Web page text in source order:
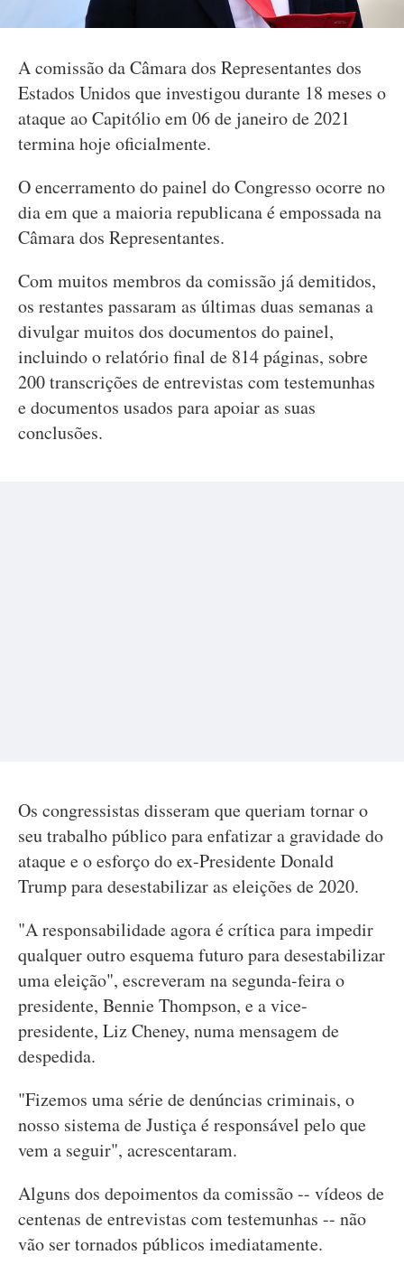
A comissão da Câmara dos Representantes dos
Estados Unidos que investigou durante 18 meses o
ataque ao Capitólio em 06 de janeiro de 2021
termina hoje oficialmente.
O encerramento do painel do Congresso ocorre no
dia em que a maioria republicana é empossada na
Câmara dos Representantes.
Com muitos membros da comissão já demitidos,
os restantes passaram as últimas duas semanas a
divulgar muitos dos documentos do painel,
incluindo o relatório final de 814 páginas, sobre
200 transcrições de entrevistas com testemunhas
e documentos usados para apoiar as suas
conclusões.
Os congressistas disseram que queriam tornar o
seu trabalho público para enfatizar a gravidade do
ataque e o esforço do ex-Presidente Donald
Trump para desestabilizar as eleições de 2020.
"A responsabilidade agora é crítica para impedir
qualquer outro esquema futuro para desestabilizar
uma eleição", escreveram na segunda-feira o
presidente, Bennie Thompson, e a vice-
presidente, Liz Cheney, numa mensagem de
despedida.
"Fizemos uma série de denúncias criminais, o
nosso sistema de Justiça é responsável pelo que
vem a seguir", acrescentaram.
Alguns dos depoimentos da comissão -- vídeos de
centenas de entrevistas com testemunhas -- não
vão ser tornados públicos imediatamente.